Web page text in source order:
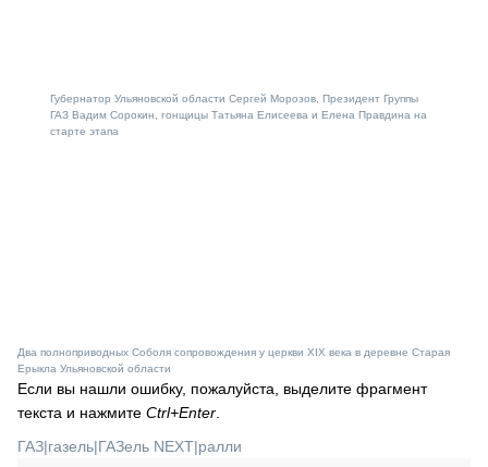
Губернатор Ульяновской области Сергей Морозов, Президент Группы
ГАЗ Вадим Сорокин, гонщицы Татьяна Елисеева и Елена Правдина на
старте этапа
Два полноприводных Соболя сопровождения у церкви XIX века в деревне Старая
Ерыкла Ульяновской области
Если вы нашли ошибку, пожалуйста, выделите фрагмент
текста и нажмите Ctrl+Enter
ГАЗ|газель|ГАЗель NEXT|ралли